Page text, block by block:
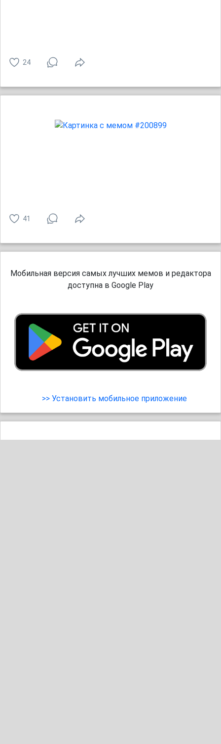
24
41
Мобильная версия самых лучших мемов и редактора
доступна в Google Play
>> Установить мобильное приложение